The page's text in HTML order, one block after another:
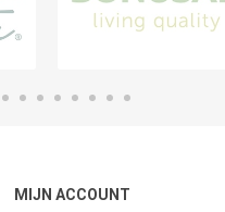
MIJN ACCOUNT